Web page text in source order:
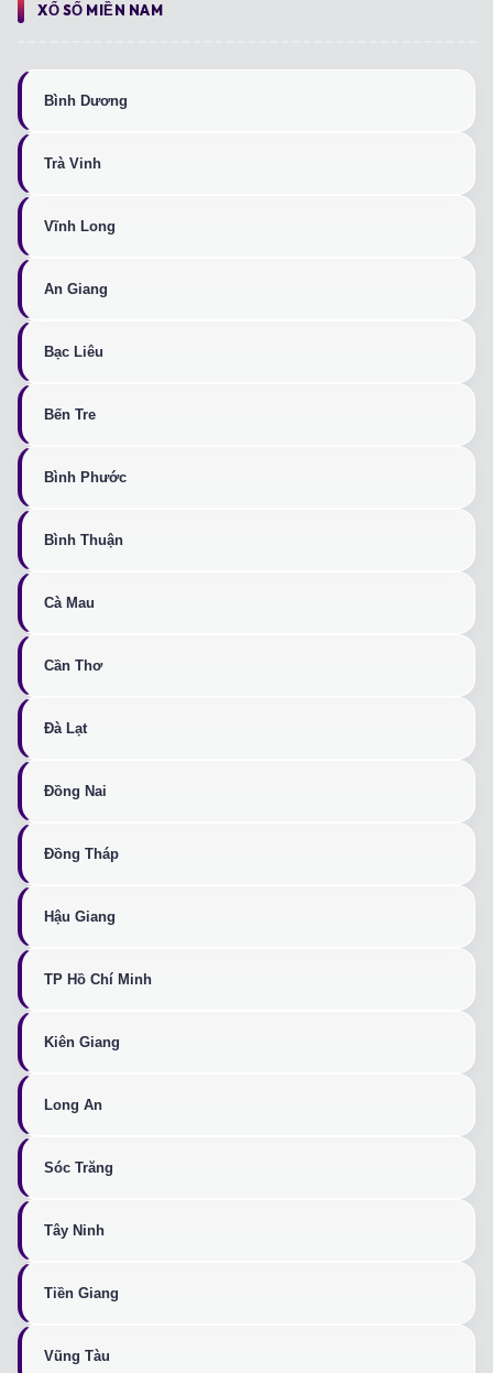
XỔ SỐ MIỀN NAM
Bình Dương
Trà Vinh
Vĩnh Long
An Giang
Bạc Liêu
Bến Tre
Bình Phước
Bình Thuận
Cà Mau
Cần Thơ
Đà Lạt
Đồng Nai
Đồng Tháp
Hậu Giang
TP Hồ Chí Minh
Kiên Giang
Long An
Sóc Trăng
Tây Ninh
Tiền Giang
Vũng Tàu